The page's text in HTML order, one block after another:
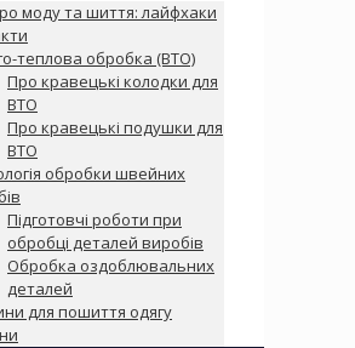
моду та шиття: лайфхаки
теплова обробка (ВТО)
Про кравецькі колодки для
ВТО
Про кравецькі подушки для
ВТО
обробки швейних
Підготовчі роботи при
обробці деталей виробів
Обробка оздоблювальних
деталей
для пошиття одягу